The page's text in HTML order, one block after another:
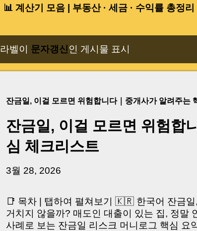
📊 계산기 모음 | 부동산 · 세금 · 수익률 총정리
라벨이 문자갱신인 게시물 표시
잔금일, 이걸 모르면 위험합니다｜중개사가 알려주는
잔금일, 이걸 모르면 위험합
심 체크리스트
3월 28, 2026
📑 목차 | 탭하여 펼쳐보기 🇰🇷 한국어 잔금
거치지 않을까? 매도인 대출이 있는 집, 정말
사례로 보는 잔금일 리스크 머니로그 핵심